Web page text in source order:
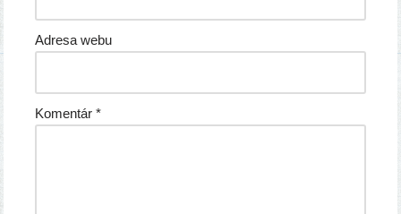
Adresa webu
Komentár*